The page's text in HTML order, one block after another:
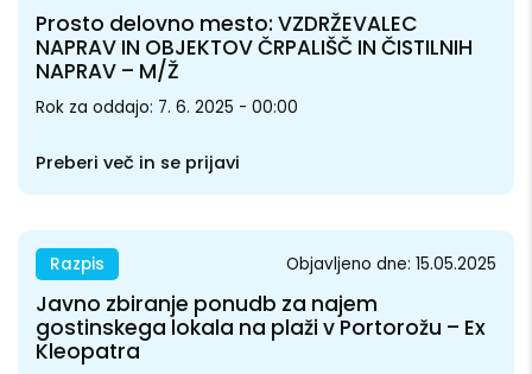
Prosto delovno mesto: VZDRŽEVALEC
NAPRAV IN OBJEKTOV ČRPALIŠČ IN ČISTILNIH
NAPRAV – M/Ž
Rok za oddajo: 7. 6. 2025 - 00:00
Preberi več in se prijavi
Razpis Objavljeno dne: 15.05.2025
Javno zbiranje ponudb za najem
gostinskega lokala na plaži v Portorožu – Ex
Kleopatra